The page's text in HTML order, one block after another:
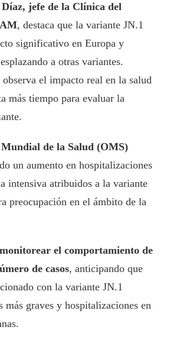
jefe de la Clínica del
, destaca que la variante JN.1
significativo en Europa y
a otras variantes.
el impacto real en la salud
más tiempo para evaluar la
de la Salud (OMS)
un aumento en hospitalizaciones
intensiva atribuidos a la variante
preocupación en el ámbito de la
monitorear el comportamiento de
de casos, anticipando que
con la variante JN.1
más graves y hospitalizaciones en